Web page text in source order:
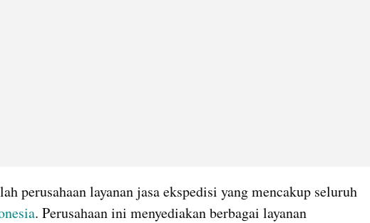
perusahaan layanan jasa ekspedisi yang mencakup seluruh
. Perusahaan ini menyediakan berbagai layanan